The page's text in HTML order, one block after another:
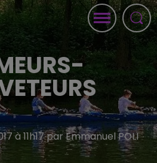
à 11h17 par Emmanuel POLI